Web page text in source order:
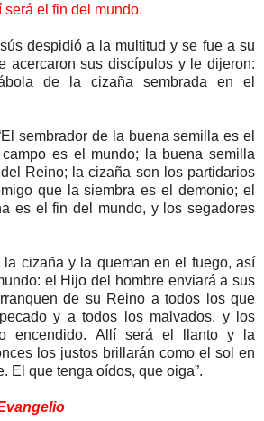
será el fin del mundo.
despidió a la multitud y se fue a su
acercaron sus discípulos y le dijeron:
de la cizaña sembrada en el
sembrador de la buena semilla es el
es el mundo; la buena semilla
Reino; la cizaña son los partidarios
que la siembra es el demonio; el
es el fin del mundo, y los segadores
cizaña y la queman en el fuego, así
el Hijo del hombre enviará a sus
de su Reino a todos los que
y a todos los malvados, y los
encendido. Allí será el llanto y la
los justos brillarán como el sol en
El que tenga oídos, que oiga”.